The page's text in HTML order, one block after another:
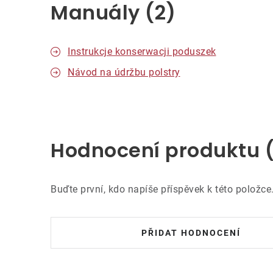
Manuály (2)
Instrukcje konserwacji poduszek
Návod na údržbu polstry
Hodnocení produktu
Buďte první, kdo napíše příspěvek k této položce.
PŘIDAT HODNOCENÍ